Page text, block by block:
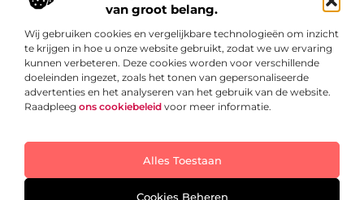
van groot belang.
Wij gebruiken cookies en vergelijkbare technologieën om inzicht
te krijgen in hoe u onze website gebruikt, zodat we uw ervaring
kunnen verbeteren. Deze cookies worden voor verschillende
doeleinden ingezet, zoals het tonen van gepersonaliseerde
advertenties en het analyseren van het gebruik van de website.
Raadpleeg ons cookiebeleid voor meer informatie.
Alles Toestaan
Cookies Beheren
Dagelijks verse content op Teazy.nl
Inspirerende blogs boordevol ideeën, inzichten en
praktische tips die jouw dagelijkse leven nét een beetje
leuker en makkelijker maken.
@2025 All Right Reserved. Design by